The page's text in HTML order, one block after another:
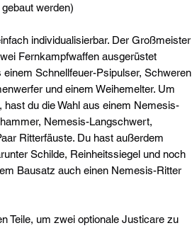
werden)
individualisierbar. Der Großmeister
Fernkampfwaffen ausgerüstet
einem Schnellfeuer-Psipulser, Schweren
und einem Weihemelter. Um
du die Wahl aus einem Nemesis-
Nemesis-Langschwert,
Ritterfäuste. Du hast außerdem
Schilde, Reinheitssiegel und noch
Bausatz auch einen Nemesis-Ritter
Teile, um zwei optionale Justicare zu